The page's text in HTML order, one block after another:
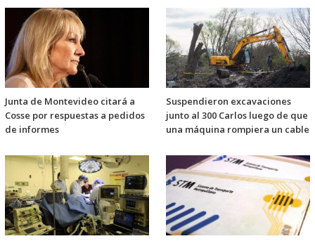
Junta de Montevideo citará a
Cosse por respuestas a pedidos
de informes
Suspendieron excavaciones
junto al 300 Carlos luego de que
una máquina rompiera un cable